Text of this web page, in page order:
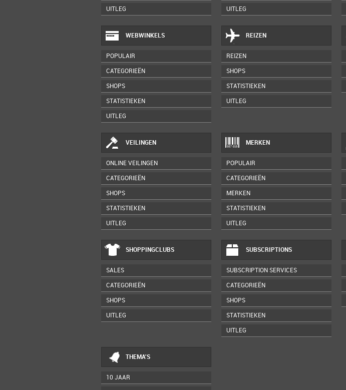
UITLEG UITLEG
WEBWINKELS
POPULAIR
CATEGORIEËN
SHOPS
STATISTIEKEN
UITLEG
REIZEN
REIZEN
SHOPS
STATISTIEKEN
UITLEG
VEILINGEN
ONLINE VEILINGEN
CATEGORIEËN
SHOPS
STATISTIEKEN
UITLEG
MERKEN
POPULAIR
CATEGORIEËN
MERKEN
STATISTIEKEN
UITLEG
SHOPPINGCLUBS
SALES
CATEGORIEËN
SHOPS
UITLEG
SUBSCRIPTIONS
SUBSCRIPTION SERVICES
CATEGORIEËN
SHOPS
STATISTIEKEN
UITLEG
THEMA'S
10 JAAR